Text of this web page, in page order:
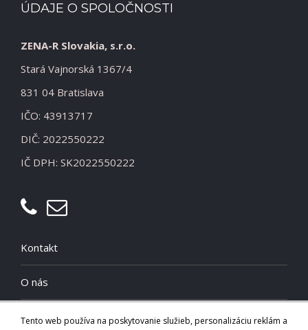
ÚDAJE O SPOLOČNOSTI
ZENA-R Slovakia, s.r.o.
Stará Vajnorská 1367/4
831 04 Bratislava
IČO: 43913717
DIČ: 2022550222
IČ DPH: SK2022550222
Kontakt
O nás
Cookies
Tento web používa na poskytovanie služieb, personalizáciu reklám a